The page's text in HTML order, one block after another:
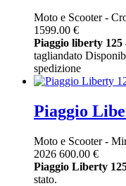
Moto e Scooter-
1599.00 €
Piaggio liberty 125
tagliandato
spedizione
Piaggio
Moto e Scooter-
2026 600.00 €
Piaggio Liberty
stato.